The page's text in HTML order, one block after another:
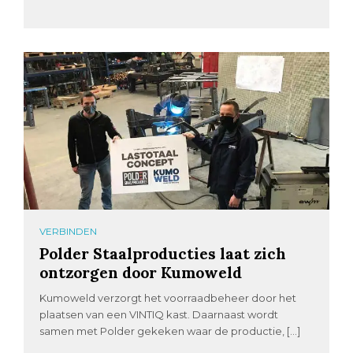
VERBINDEN
Polder Staalproducties laat zich
ontzorgen door Kumoweld
Kumoweld verzorgt het voorraadbeheer door het
plaatsen van een VINTIQ kast. Daarnaast wordt
samen met Polder gekeken waar de productie, […]